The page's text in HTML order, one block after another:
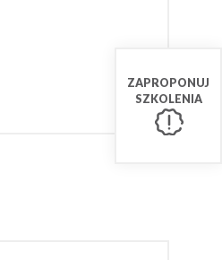
ZAPROPONUJ
SZKOLENIA